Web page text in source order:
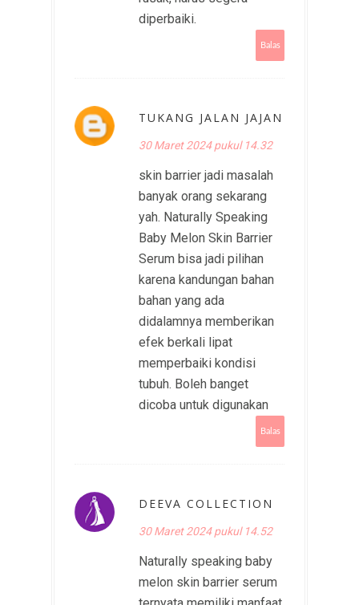
diperbaiki.
Balas
TUKANG JALAN JAJAN
30 Maret 2024 pukul 14.32
skin barrier jadi masalah
banyak orang sekarang
yah. Naturally Speaking
Baby Melon Skin Barrier
Serum bisa jadi pilihan
karena kandungan bahan
bahan yang ada
didalamnya memberikan
efek berkali lipat
memperbaiki kondisi
tubuh. Boleh banget
dicoba untuk digunakan
Balas
DEEVA COLLECTION
30 Maret 2024 pukul 14.52
Naturally speaking baby
melon skin barrier serum